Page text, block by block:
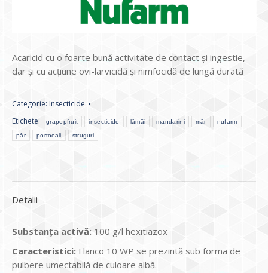
Acaricid cu o foarte bună activitate de contact și ingestie,
dar și cu acțiune ovi-larvicidă și nimfocidă de lungă durată
Categorie: Insecticide
Etichete:
grapepfruit insecticide lămâi mandarini măr nufarm
păr portocali struguri
Detalii
Substanţa activă: 100 g/l hexitiazox
Caracteristici: Flanco 10 WP se prezintă sub forma de
pulbere umectabilă de culoare albă.